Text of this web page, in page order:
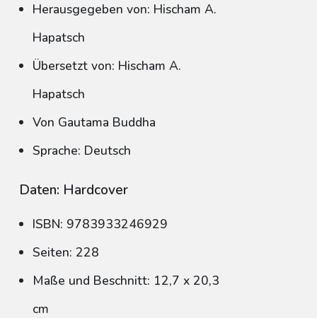
Herausgegeben von: Hischam A.
Hapatsch
Übersetzt von: Hischam A.
Hapatsch
Von Gautama Buddha
Sprache: Deutsch
Daten: Hardcover
ISBN: 9783933246929
Seiten: 228
Maße und Beschnitt: 12,7 x 20,3
cm